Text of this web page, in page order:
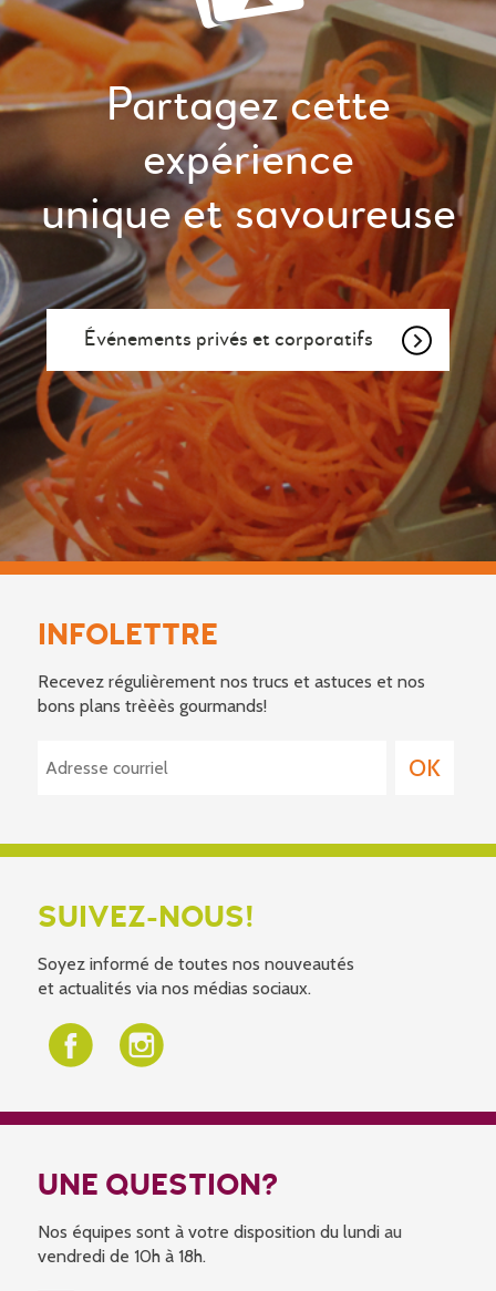
Partagez cette
expérience
unique et savoureuse
Événements privés et corporatifs
INFOLETTRE
Recevez régulièrement nos trucs et astuces et nos
bons plans trèèès gourmands!
SUIVEZ-NOUS!
Soyez informé de toutes nos nouveautés
et actualités via nos médias sociaux.
UNE QUESTION?
Nos équipes sont à votre disposition du lundi au
vendredi de 10h à 18h.